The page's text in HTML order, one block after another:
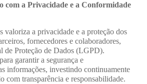
com a Privacidade e a Conformidade
valoriza a privacidade e a proteção dos
fornecedores e colaboradores,
de Proteção de Dados (LGPD).
garantir a segurança e
informações, investindo continuamente
com transparência e responsabilidade.